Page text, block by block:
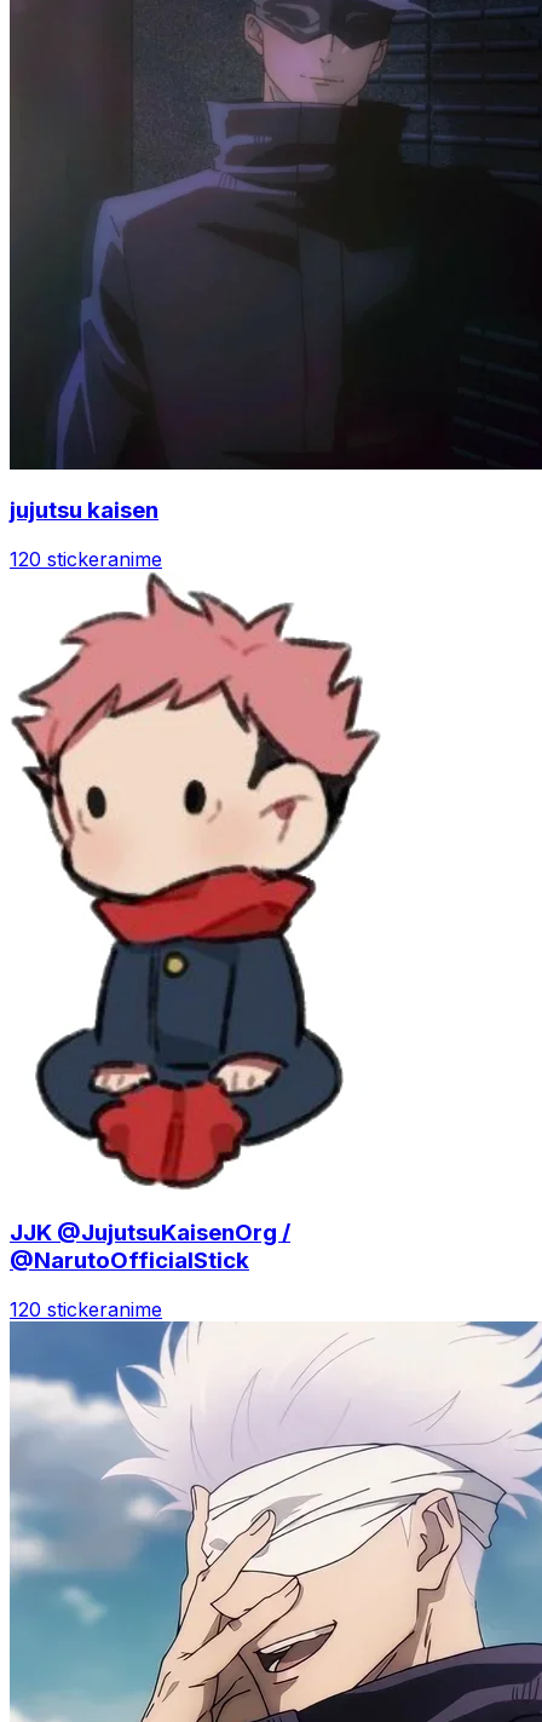
jujutsu kaisen
120 stickeranime
JJK @JujutsuKaisenOrg /
@NarutoOfficialStick
120 stickeranime